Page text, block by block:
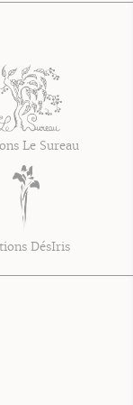
Le Sureau
DésIris